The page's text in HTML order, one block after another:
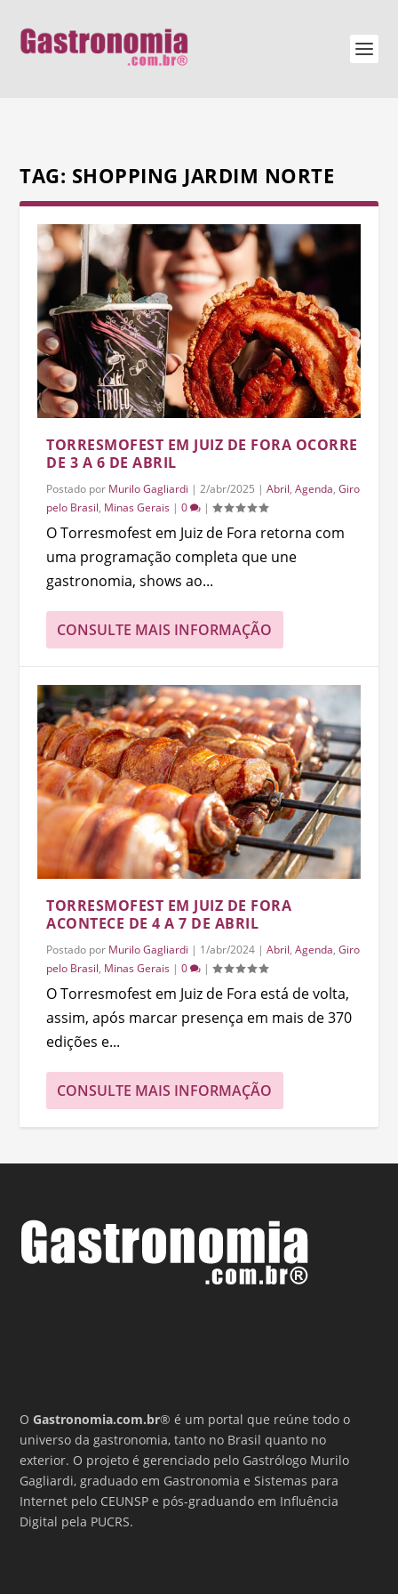
TAG: SHOPPING JARDIM NORTE
TORRESMOFEST EM JUIZ DE FORA OCORRE
DE 3 A 6 DE ABRIL
Postado por Murilo Gagliardi |2/abr/2025 |Abril,Agenda,Giro
pelo Brasil, Minas Gerais |0 |
O Torresmofest em Juiz de Fora retorna com
uma programação completa que une
gastronomia, shows ao...
CONSULTE MAIS INFORMAÇÃO
TORRESMOFEST EM JUIZ DE FORA
ACONTECE DE 4 A 7 DE ABRIL
Postado por Murilo Gagliardi | 1/abr/2024 |Abril,Agenda,Giro
pelo Brasil, Minas Gerais |0 |
O Torresmofest em Juiz de Fora está de volta,
assim, após marcar presença em mais de 370
edições e...
CONSULTE MAIS INFORMAÇÃO
OGastronomia.com.br® é um portal que reúne todo o
universo da gastronomia, tanto no Brasil quanto no
exterior. O projeto é gerenciado pelo Gastrólogo Murilo
Gagliardi, graduado em Gastronomia e Sistemas para
Internet pelo CEUNSP e pós-graduando em Influência
Digital pela PUCRS.